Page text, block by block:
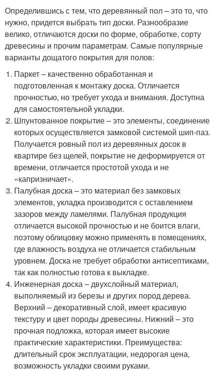
Определившись с тем, что деревянный пол – это то, что
нужно, придется выбрать тип доски. Разнообразие
велико, отличаются доски по форме, обработке, сорту
древесины и прочим параметрам. Самые популярные
варианты дощатого покрытия для полов:
Паркет – качественно обработанная и
подготовленная к монтажу доска. Отличается
прочностью, но требует ухода и внимания. Доступна
для самостоятельной укладки.
Шпунтованное покрытие – это элементы, соединение
которых осуществляется замковой системой шип-паз.
Получается ровный пол из деревянных досок в
квартире без щелей, покрытие не деформируется от
времени, отличается простотой ухода и не
«капризничает».
Палубная доска – это материал без замковых
элементов, укладка производится с оставлением
зазоров между ламелями. Палубная продукция
отличается высокой прочностью и не боится влаги,
поэтому облицовку можно применять в помещениях,
где влажность воздуха не отличается стабильным
уровнем. Доска не требует обработки антисептиками,
так как полностью готова к выкладке.
Инженерная доска – двухслойный материал,
выполняемый из березы и других пород дерева.
Верхний – декоративный слой, имеет красивую
текстуру и цвет породы древесины. Нижний – это
прочная подложка, которая имеет высокие
практические характеристики. Преимущества:
длительный срок эксплуатации, недорогая цена,
возможность укладки своими руками.